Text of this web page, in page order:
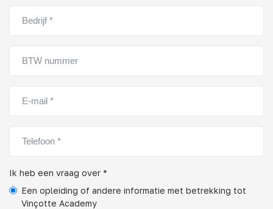
Ik heb een vraag over *
Een opleiding of andere informatie met betrekking tot
Vinçotte Academy